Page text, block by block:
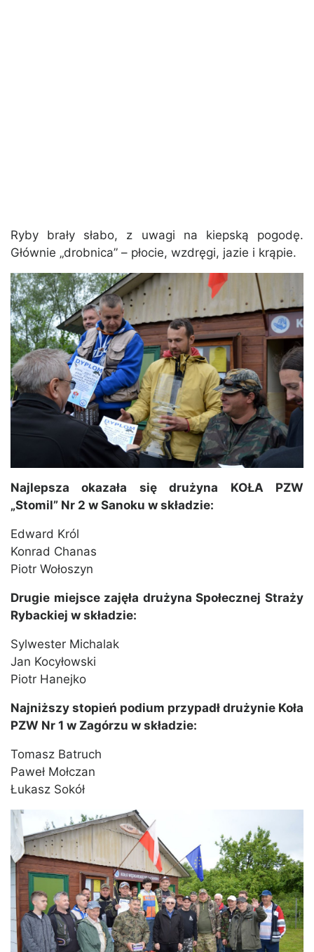
Ryby brały słabo, z uwagi na kiepską pogodę.
Głównie „drobnica” – płocie, wzdręgi, jazie i krąpie.
Najlepsza okazała się drużyna KOŁA PZW
„Stomil” Nr 2 w Sanoku w składzie:
Edward Król
Konrad Chanas
Piotr Wołoszyn
Drugie miejsce zajęła drużyna Społecznej Straży
Rybackiej w składzie:
Sylwester Michalak
Jan Kocyłowski
Piotr Hanejko
Najniższy stopień podium przypadł drużynie Koła
PZW Nr 1 w Zagórzu w składzie:
Tomasz Batruch
Paweł Mołczan
Łukasz Sokół